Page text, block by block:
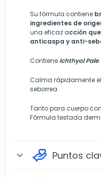
Su fórmula contiene
ingredientes de
una eficaz acción
anticaspa y anti-
Contiene Ichthyol Pale.
Calma rápidamente
seborrea.
Tanto para cuerpo
Fórmula testada
expand_more Puntos